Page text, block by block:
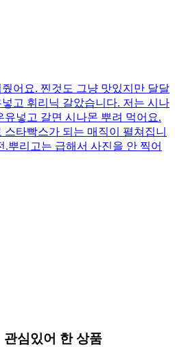
어요. 찐것도 그냥 맛있지만 달달
고 휘리닉 갈았습니다. 저는 시나
넣고 갈면 시나몬 뿌려 먹어요.
타빡스가 되는 매직이 펼쳐집니
뿌리고는 급해서 사진을 안 찍어
심있어 한 상품